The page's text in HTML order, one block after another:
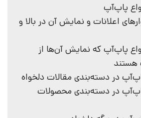
پاپ‌آپ
اعلانات و نمایش آن در بالا و
پاپ‌آپ که نمایش آن‌ها از
در دسته‌بندی مقالات دلخواه
در دسته‌بندی محصولات